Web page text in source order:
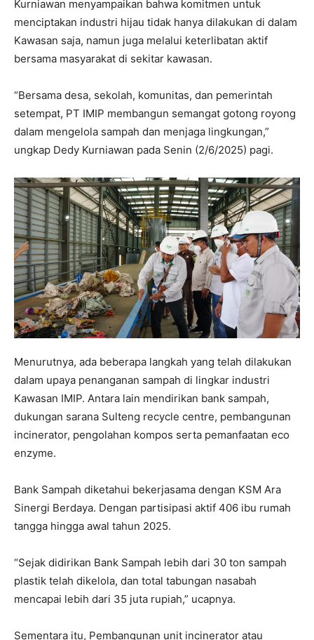
Kurniawan menyampaikan bahwa komitmen untuk
menciptakan industri hijau tidak hanya dilakukan di dalam
Kawasan saja, namun juga melalui keterlibatan aktif
bersama masyarakat di sekitar kawasan.
“Bersama desa, sekolah, komunitas, dan pemerintah
setempat, PT IMIP membangun semangat gotong royong
dalam mengelola sampah dan menjaga lingkungan,”
ungkap Dedy Kurniawan pada Senin (2/6/2025) pagi.
Menurutnya, ada beberapa langkah yang telah dilakukan
dalam upaya penanganan sampah di lingkar industri
Kawasan IMIP. Antara lain mendirikan bank sampah,
dukungan sarana Sulteng recycle centre, pembangunan
incinerator, pengolahan kompos serta pemanfaatan eco
enzyme.
Bank Sampah diketahui bekerjasama dengan KSM Ara
Sinergi Berdaya. Dengan partisipasi aktif 406 ibu rumah
tangga hingga awal tahun 2025.
“Sejak didirikan Bank Sampah lebih dari 30 ton sampah
plastik telah dikelola, dan total tabungan nasabah
mencapai lebih dari 35 juta rupiah,” ucapnya.
Sementara itu, Pembangunan unit incinerator atau